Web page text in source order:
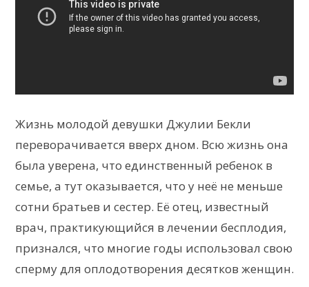
Жизнь молодой девушки Джулии Бекли
переворачивается вверх дном. Всю жизнь она
была уверена, что единственный ребенок в
семье, а тут оказывается, что у неё не меньше
сотни братьев и сестер. Её отец, известный
врач, практикующийся в лечении бесплодия,
признался, что многие годы использовал свою
сперму для оплодотворения десятков женщин.